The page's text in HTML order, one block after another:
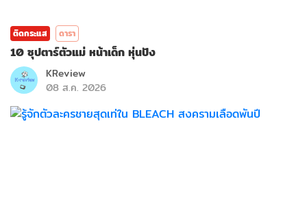
ติดกระแส ดารา
10 ซุปตาร์ตัวแม่ หน้าเด็ก หุ่นปัง
KReview
08 ส.ค. 2026